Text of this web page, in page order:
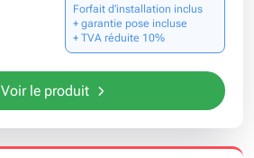
Forfait d’installation inclus
+ garantie pose incluse
+ TVA réduite 10%
Voir le produit